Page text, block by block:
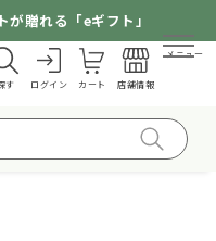
贈れる「eギフト」
す ログイン カート 店舗情報
メニュー